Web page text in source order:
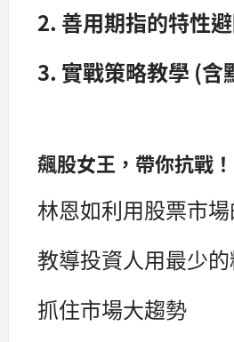
2. 善用期指的特性
3. 實戰策略教學 (含
飆股女王，帶你抗戰！
林恩如利用股票市
教導投資人用最少
抓住市場大趨勢